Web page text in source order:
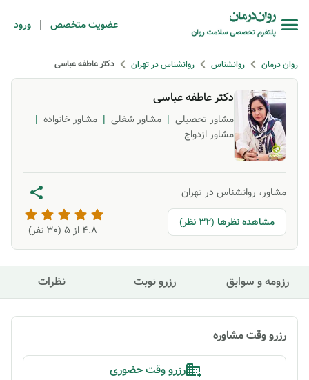
عضویت متخصص | ورود
روان درمان روانشناس روانشناس در تهران دکتر عاطفه عباسی
دکتر عاطفه عباسی
مشاور تحصیلی | مشاور شغلی | مشاور خانواده |
مشاور ازدواج
مشاور، روانشناس در تهران
مشاهده نظرها (32 نظر)
4.8 از ۵ ( 30 نفر)
رزومه و سوابق رزرو نوبت نظرات
رزرو وقت مشاوره
رزرو وقت حضوری